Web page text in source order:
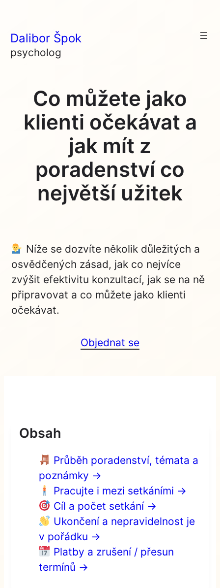
content
Dalibor Špok
psycholog
Co můžete jako
klienti očekávat a
jak mít z
poradenství co
největší užitek
Níže se dozvíte několik důležitých a
osvědčených zásad, jak co nejvíce
zvýšit efektivitu konzultací, jak se na ně
připravovat a co můžete jako klienti
očekávat.
Objednat se
Obsah
Průběh poradenství, témata a
poznámky →
Pracujte i mezi setkáními →
Cíl a počet setkání →
Ukončení a nepravidelnost je
v pořádku →
Platby a zrušení / přesun
termínů →